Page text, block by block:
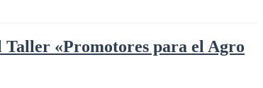
Taller «Promotores para el Agro